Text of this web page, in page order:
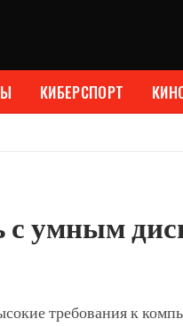
КИБЕРСПОРТ
умным
требования к